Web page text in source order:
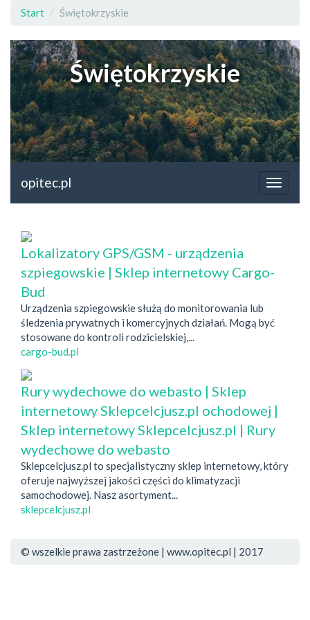
Start Świętokrzyskie
Świętokrzyskie
opitec.pl
Lokalizatory GPS/GSM - urządzenia
szpiegowskie | Sklep internetowy Cargo-
Bud
Urządzenia szpiegowskie służą do monitorowania lub
śledzenia prywatnych i komercyjnych działań. Mogą być
stosowane do kontroli rodzicielskiej,...
cargo-bud.pl
Rury wydechowe do webasto | Sklep
internetowy Sklepcelcjusz.pl ochodowej |
Sklep internetowy Sklepcelcjusz.pl | Rury
wydechowe do webasto
Sklepcelcjusz.pl to specjalistyczny sklep internetowy, który
oferuje najwyższej jakości części do klimatyzacji
samochodowej. Nasz asortyment...
sklepcelcjusz.pl
© wszelkie prawa zastrzeżone | www.opitec.pl | 2017